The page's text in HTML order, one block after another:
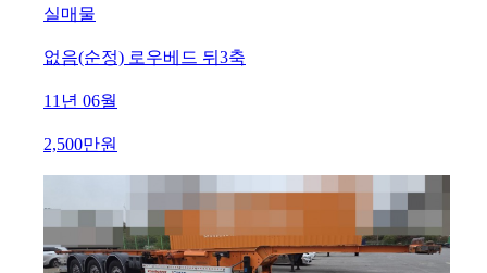
실매물
없음(순정) 로우베드 뒤3축
11년 06월
2,500만원